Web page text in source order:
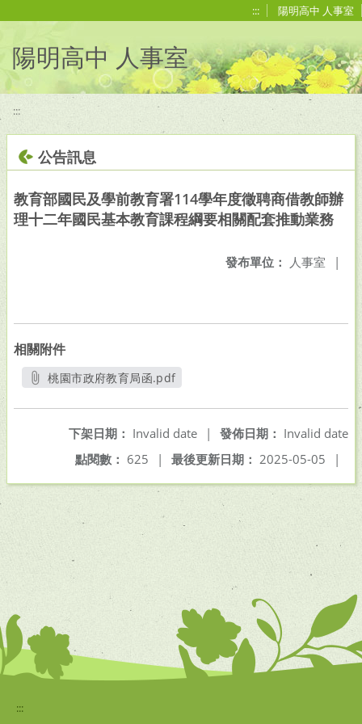
::: 陽明高中 人事室
陽明高中 人事室
:::
公告訊息
教育部國民及學前教育署114學年度徵聘商借教師辦
理十二年國民基本教育課程綱要相關配套推動業務
發布單位： 人事室 |
相關附件
桃園市政府教育局函.pdf
發佈日期： Invalid date
下架日期： Invalid date
|
最後更新日期： 2025-05-05 |
點閱數： 625 |
:::